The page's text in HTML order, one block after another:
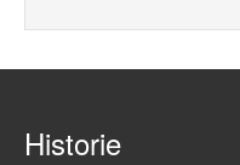
Historie